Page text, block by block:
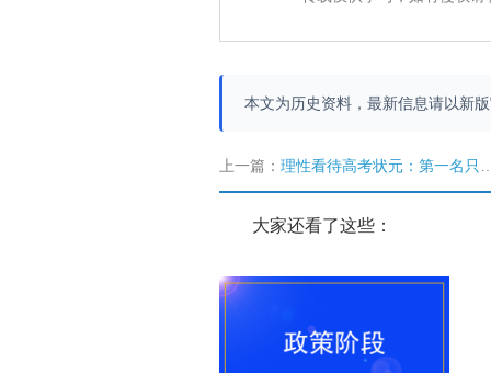
本文为历史资料，最新信息请以新
上一篇： 理性看待高考状元：第一名只有一个 “优秀者”却可以很多
大家还看了这些：